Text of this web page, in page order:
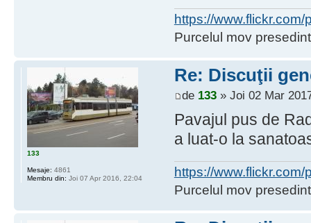
https://
Purcelul mov
Re: Discuţii
de 133» Joi 02 Mar
Pavajul pus de
a luat-o la
https://
Purcelul mov
133
Mesaje: 4861
Membru din: Joi 07 Apr 2016, 22:04